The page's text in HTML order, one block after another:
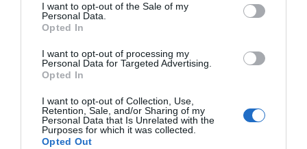
I want to opt-out of the Sale of my
Personal Data.
Opted In
I want to opt-out of processing my
Personal Data for Targeted Advertising.
Opted In
I want to opt-out of Collection, Use,
Retention, Sale, and/or Sharing of my
Personal Data that Is Unrelated with the
Purposes for which it was collected.
Opted Out